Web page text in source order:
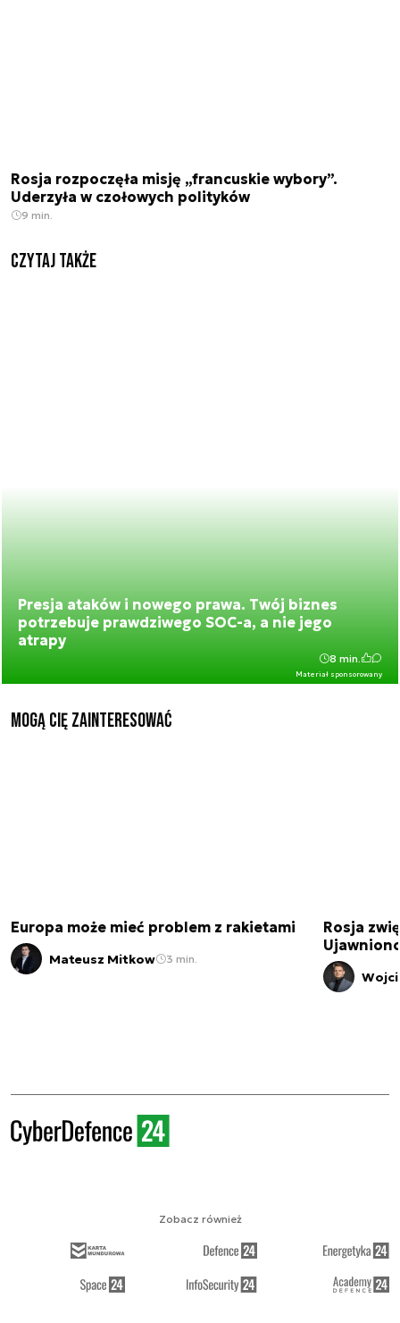
Rosja rozpoczęła misję „francuskie wybory”.
Uderzyła w czołowych polityków
9 min.
Czytaj także
Presja ataków i nowego prawa. Twój biznes
potrzebuje prawdziwego SOC-a, a nie jego
atrapy
Materiał sponsorowany
8 min.
Mogą Cię zainteresować
Europa może mieć problem z rakietami
Mateusz Mitkow 3 min.
Rosja
Zobacz również